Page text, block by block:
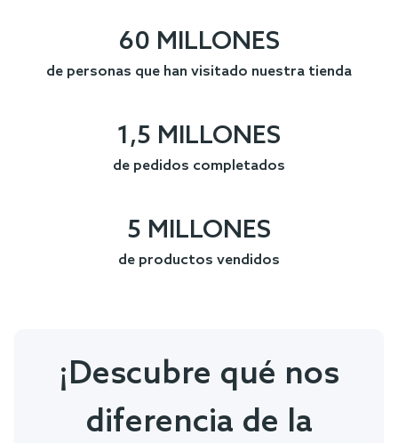
60 MILLONES
de personas que han visitado nuestra tienda
1,5 MILLONES
de pedidos completados
5 MILLONES
de productos vendidos
¡Descubre qué nos
diferencia de la